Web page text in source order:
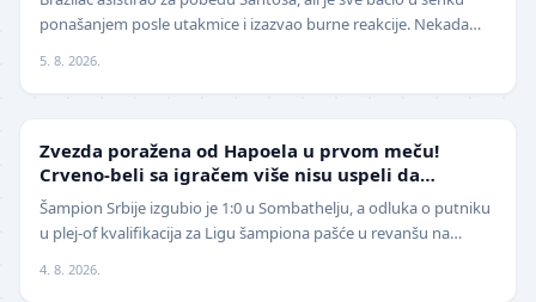
ponašanjem posle utakmice i izazvao burne reakcije. Nekada
5. 8. 2026.
Zvezda poražena od Hapoela u prvom meču!
Crveno-beli sa igračem više nisu uspeli da
izbegnu poraz
Šampion Srbije izgubio je 1:0 u Sombathelju, a odluka o putniku
u plej-of kvalifikacija za Ligu šampiona pašće u revanšu na
4. 8. 2026.